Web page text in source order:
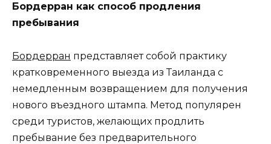
Бордерран как способ продления
пребывания
Бордерран представляет собой практику
кратковременного выезда из Таиланда с
немедленным возвращением для получения
нового въездного штампа. Метод популярен
среди туристов, желающих продлить
пребывание без предварительного